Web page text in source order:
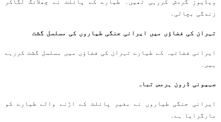
ویڈیوز گردش کررہی تھیں۔ طیارے کے پائلٹ نے چھلانگ لگاکر
زندگی بچالی۔
تہران کی فضاؤں میں ایرانی جنگی طیاروں کی مسلسل گشت
ایرانی فضائیہ کے طیارے تہران کی فضاؤں میں مسلسل گشت کررہے
ہیں۔
صہیونی ڈرون ہرمس تباہ
ایرانی جنگی طیاروں نے بغیر پائلٹ کے اڑنے والے طیارے کو
مارگرایا ہے۔